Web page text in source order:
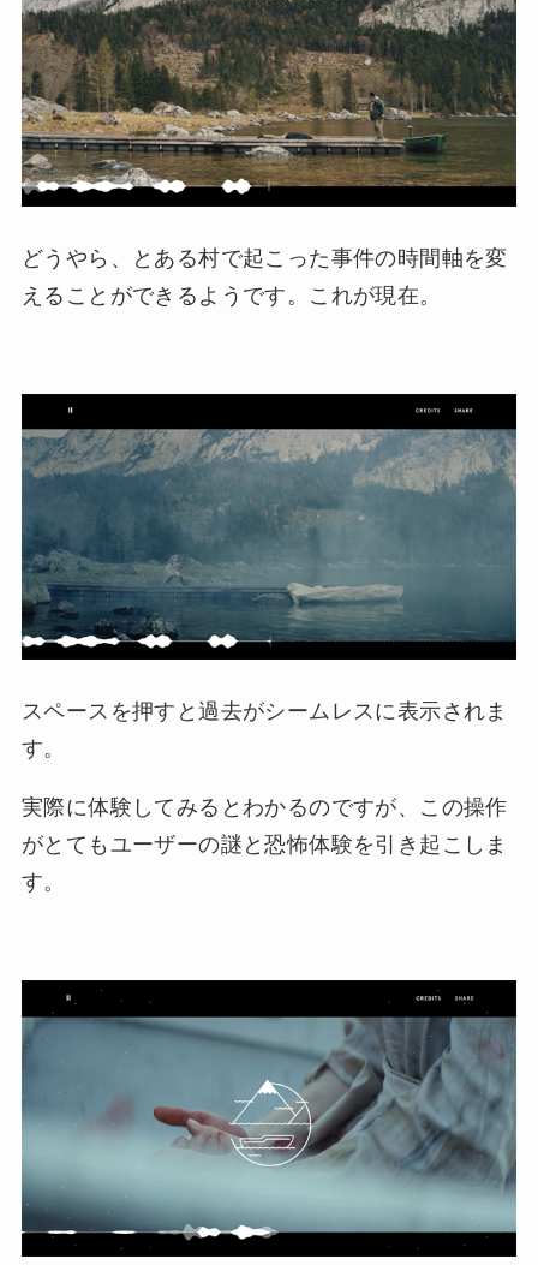
どうやら、とある村で起こった事件の時間軸を変
えることができるようです。これが現在。
スペースを押すと過去がシームレスに表示されま
す。
実際に体験してみるとわかるのですが、この操作
がとてもユーザーの謎と恐怖体験を引き起こしま
す。